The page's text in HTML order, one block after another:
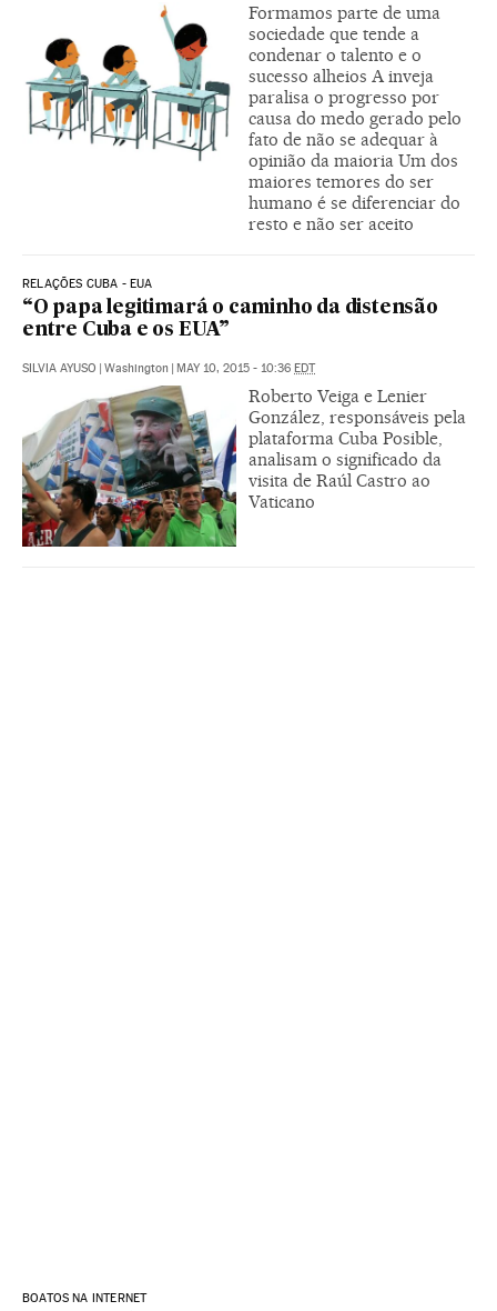
Formamos parte de uma
sociedade que tende a
condenar o talento e o
sucesso alheios A inveja
paralisa o progresso por
causa do medo gerado pelo
fato de não se adequar à
opinião da maioria Um dos
maiores temores do ser
humano é se diferenciar do
resto e não ser aceito
RELAÇÕES CUBA - EUA
“O papa legitimará o caminho da distensão
entre Cuba e os EUA”
SILVIA AYUSO | Washington | MAY 10, 2015 - 10:36 EDT
Roberto Veiga e Lenier
González, responsáveis pela
plataforma Cuba Posible,
analisam o significado da
visita de Raúl Castro ao
Vaticano
BOATOS NA INTERNET